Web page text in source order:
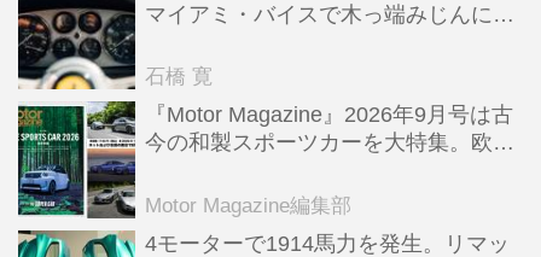
マイアミ・バイスで木っ端みじんにな
石橋 寛
『Motor Magazine』2026年9月号は古
今の和製スポーツカーを大特集。欧州
Motor Magazine編集部
4モーターで1914馬力を発生。リマッ